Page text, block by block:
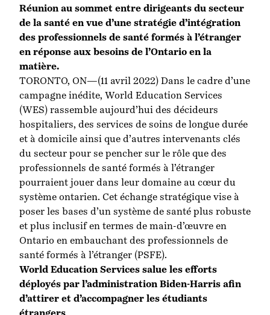
Réunion au sommet entre dirigeants du secteur
de la santé en vue d’une stratégie d’intégration
des professionnels de santé formés à l’étranger
en réponse aux besoins de l’Ontario en la
matière.
TORONTO, ON—(11 avril 2022) Dans le cadre d’une
campagne inédite, World Education Services
(WES) rassemble aujourd’hui des décideurs
hospitaliers, des services de soins de longue durée
et à domicile ainsi que d’autres intervenants clés
du secteur pour se pencher sur le rôle que des
professionnels de santé formés à l’étranger
pourraient jouer dans leur domaine au cœur du
système ontarien. Cet échange stratégique vise à
poser les bases d’un système de santé plus robuste
et plus inclusif en termes de main-d’œuvre en
Ontario en embauchant des professionnels de
santé formés à l’étranger (PSFE).
World Education Services salue les efforts
déployés par l’administration Biden-Harris afin
d’attirer et d’accompagner les étudiants